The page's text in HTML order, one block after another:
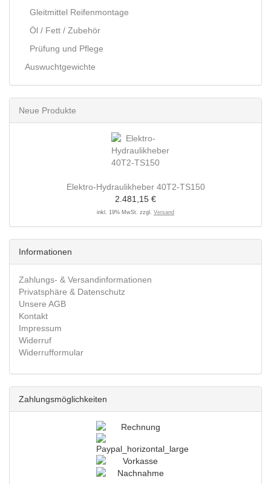
Gleitmittel Reifenmontage
Öl / Fett / Zubehör
Prüfung und Pflege
Auswuchtgewichte
Neue Produkte
Elektro-Hydraulikheber 40T2-TS150
2.481,15 €
inkl. 19% MwSt. zzgl. Versand
Informationen
Zahlungs- & Versandinformationen
Privatsphäre & Datenschutz
Unsere AGB
Kontakt
Impressum
Widerruf
Widerrufformular
Zahlungsmöglichkeiten